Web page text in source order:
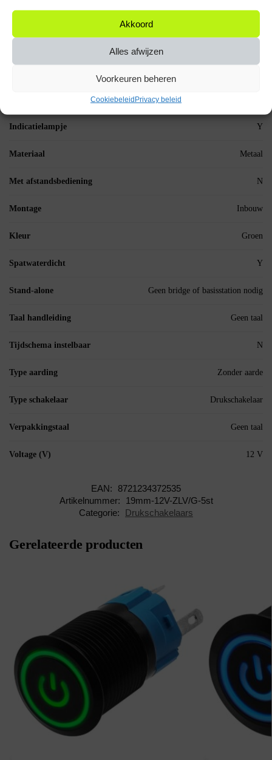
Akkoord
Alles afwijzen
Voorkeuren beheren
Cookiebeleid Privacy beleid
Indicatielampje Y
Materiaal Metaal
Met afstandsbediening N
Montage Inbouw
Kleur Groen
Spatwaterdicht Y
Stand-alone Geen bridge of basisstation nodig
Taal handleiding Geen taal
Tijdschema instelbaar N
Type aarding Zonder aarde
Type schakelaar Drukschakelaar
Verpakkingstaal Geen taal
Voltage (V) 12 V
EAN:
8721234372535
Artikelnummer:
19mm-12V-ZLV/G-5st
Categorie:
Drukschakelaars
Gerelateerde producten